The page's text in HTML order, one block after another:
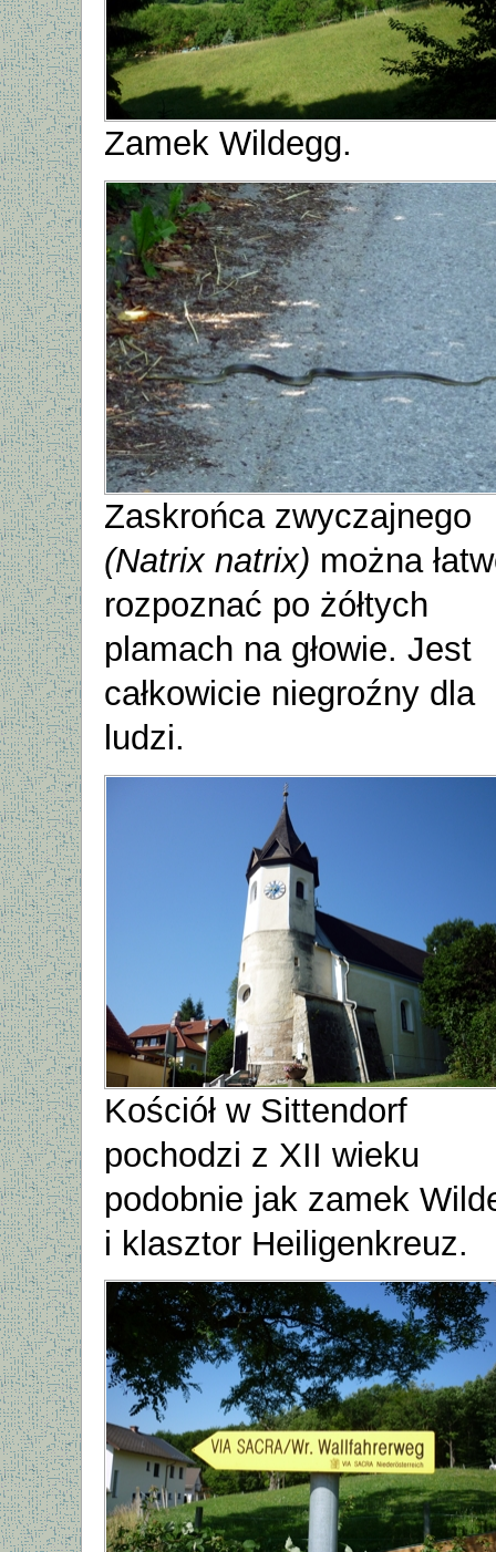
Zamek Wildegg.
Zaskrońca zwyczajnego
(Natrix natrix) można
rozpoznać po żółtych
plamach na głowie. Jest
całkowicie niegroźny dla
ludzi.
Kościół w Sittendorf
pochodzi z XII wieku
podobnie jak zamek
i klasztor Heiligenkreuz.